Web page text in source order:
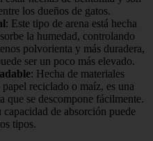
los dueños de gatos.
: Este tipo de arena está hecha
la humedad, controlando
polvorienta y más duradera,
ser un poco más elevado.
: Hecha de materiales
reciclado o maíz, es una
que se descompone fácilmente.
capacidad de absorción puede
tipos.